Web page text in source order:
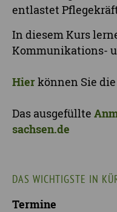
entlastet
In diesem Kurs
Kommunikations-
Hierkönnen Sie
Das ausgefüllte
sachsen.de
DAS WICHTIGSTE IN
Termine